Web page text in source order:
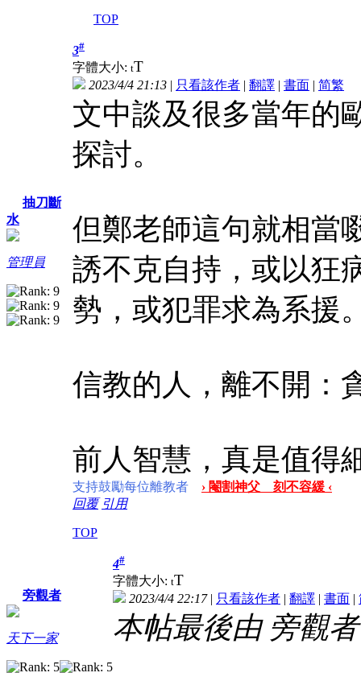
TOP
抽刀斷
水
管理員
3#
字體大小: tT
2023/4/4 21:13 | 只看該作者 | 翻譯 | 書面 | 简繁
文中談及很多當年的
探討。
但鄭老師這句就相當
誘不克自持，或以狂
勢，或犯罪求為系援
信教的人，離不開：
前人智慧，真是值得
支持鼓勵每位離教者
› 閹割神父 刻不容緩 ‹
回覆 引用
TOP
旁觀者
天下一家
4#
字體大小: tT
2023/4/4 22:17| 只看該作者 | 翻譯 | 書面 |
本帖最後由 旁觀